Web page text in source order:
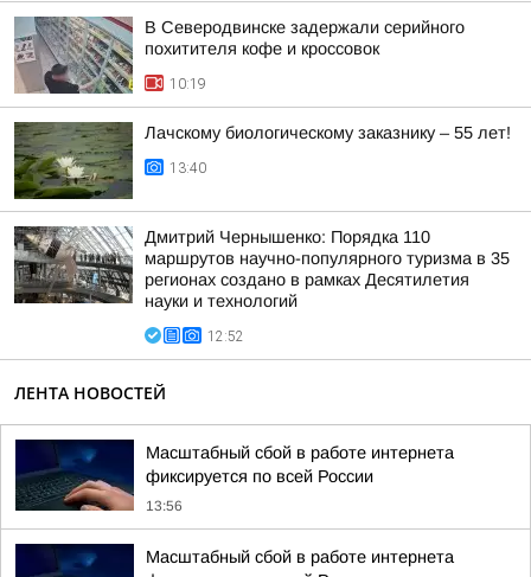
В Северодвинске задержали серийного
похитителя кофе и кроссовок
10:19
Лачскому биологическому заказнику – 55 лет!
13:40
Дмитрий Чернышенко: Порядка 110
маршрутов научно-популярного туризма в 35
регионах создано в рамках Десятилетия
науки и технологий
12:52
ЛЕНТА НОВОСТЕЙ
Масштабный сбой в работе интернета
фиксируется по всей России
13:56
Масштабный сбой в работе интернета